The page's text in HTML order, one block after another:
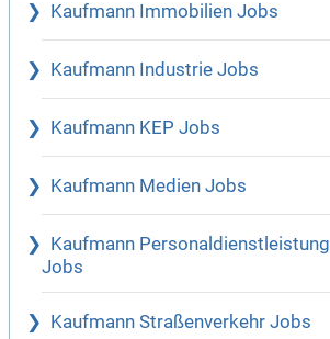
Kaufmann Immobilien Jobs
Kaufmann Industrie Jobs
Kaufmann KEP Jobs
Kaufmann Medien Jobs
Kaufmann Personaldienstleistung
Jobs
Kaufmann Straßenverkehr Jobs